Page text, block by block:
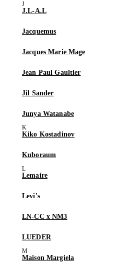
J.L-A.L
Jacquemus
Jacques Marie Mage
Jean Paul Gaultier
Jil Sander
Junya Watanabe
Kiko Kostadinov
Kuboraum
Lemaire
Levi's
LN-CC x NM3
LUEDER
Maison Margiela